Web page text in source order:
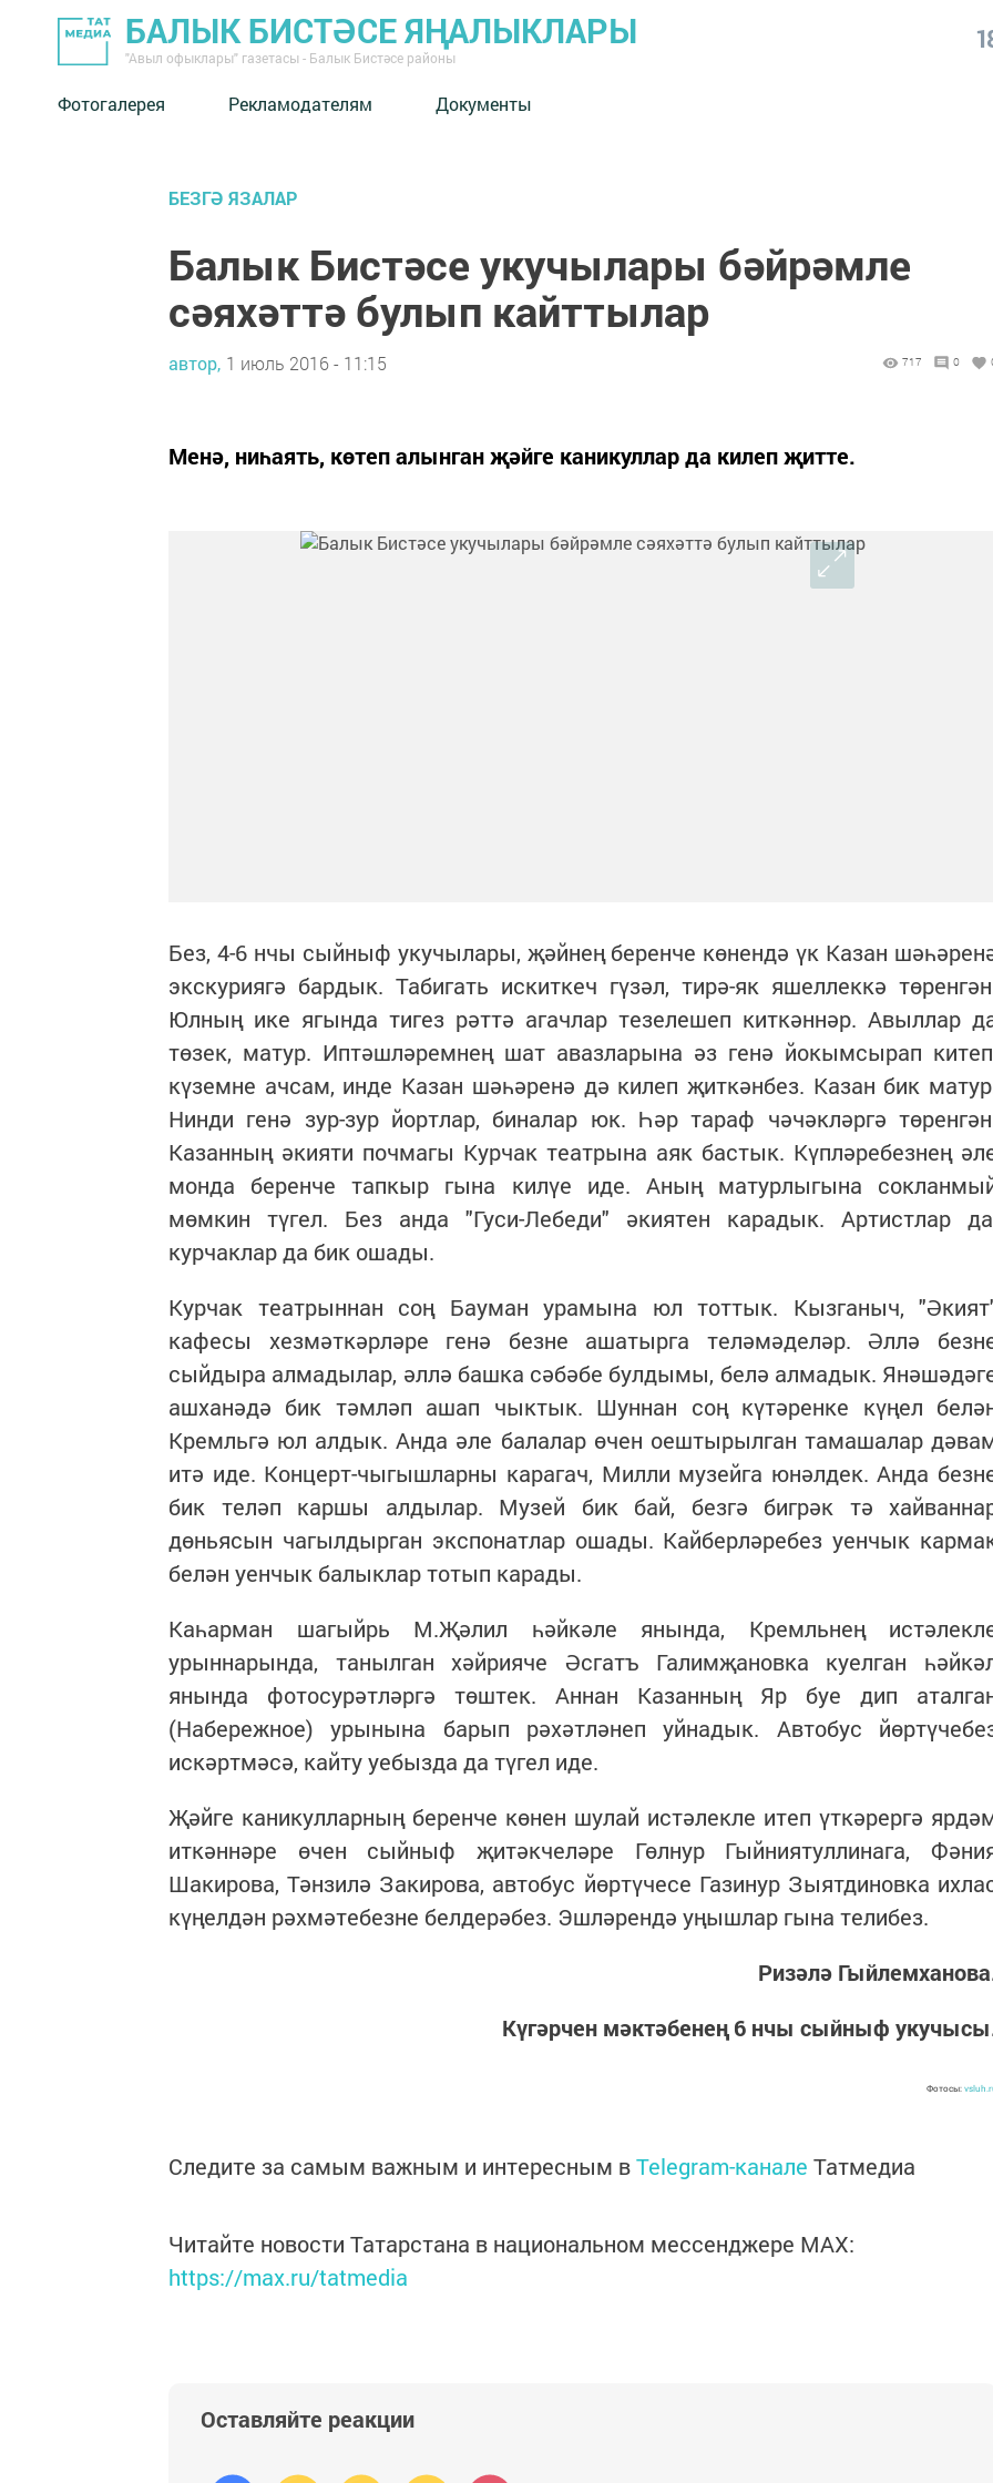
БАЛЫК БИСТӘСЕ ЯҢАЛЫКЛАРЫ
"Авыл офыклары" газетасы - Балык Бистәсе районы
Фотогалерея Рекламодателям Документы
БЕЗГӘ ЯЗАЛАР
Балык Бистәсе укучылары бәйрәмле
сәяхәттә булып кайттылар
автор, 1 июль 2016 - 11:15 717 0
Менә, ниһаять, көтеп алынган җәйге каникуллар да килеп җитте.
Без, 4-6 нчы сыйныф укучылары, җәйнең беренче көнендә үк Казан
экскуриягә бардык. Табигать искиткеч гүзәл, тирә-як яшеллеккә
Юлның ике ягында тигез рәттә агачлар тезелешеп киткәннәр. Авыллар
төзек, матур. Иптәшләремнең шат авазларына әз генә йокымсырап
күземне ачсам, инде Казан шәһәренә дә килеп җиткәнбез. Казан бик
Нинди генә зур-зур йортлар, биналар юк. Һәр тараф чәчәкләргә
Казанның әкияти почмагы Курчак театрына аяк бастык. Күпләребезнең
монда беренче тапкыр гына килүе иде. Аның матурлыгына
мөмкин түгел. Без анда "Гуси-Лебеди" әкиятен карадык. Артистлар
курчаклар да бик ошады.
Курчак театрыннан соң Бауман урамына юл тоттык. Кызганыч,
кафесы хезмәткәрләре генә безне ашатырга теләмәделәр. Әллә
сыйдыра алмадылар, әллә башка сәбәбе булдымы, белә алмадык.
ашханәдә бик тәмләп ашап чыктык. Шуннан соң күтәренке күңел
Кремльгә юл алдык. Анда әле балалар өчен оештырылган тамашалар
итә иде. Концерт-чыгышларны карагач, Милли музейга юнәлдек. Анда
бик теләп каршы алдылар. Музей бик бай, безгә бигрәк тә
дөньясын чагылдырган экспонатлар ошады. Кайберләребез уенчык
белән уенчык балыклар тотып карады.
Каһарман шагыйрь М.Җәлил һәйкәле янында, Кремльнең
урыннарында, танылган хәйрияче Әсгатъ Галимҗановка куелган
янында фотосурәтләргә төштек. Аннан Казанның Яр буе дип
(Набережное) урынына барып рәхәтләнеп уйнадык. Автобус
искәртмәсә, кайту уебызда да түгел иде.
Җәйге каникулларның беренче көнен шулай истәлекле итеп үткәрергә
иткәннәре өчен сыйныф җитәкчеләре Гөлнур Гыйниятуллинага,
Шакирова, Тәнзилә Закирова, автобус йөртүчесе Газинур Зыятдиновка
күңелдән рәхмәтебезне белдерәбез. Эшләрендә уңышлар гына телибез.
Ризәлә
Күгәрчен мәктәбенең6 нчы сыйныф
Фотосы:
Следите за самым важным и интересным вTelegram-канале Татмедиа
Читайте новости Татарстана в национальном мессенджере MАХ:
https://max.ru/tatmedia
Оставляйте реакции